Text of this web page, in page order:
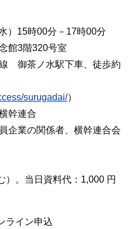
）15時00分－17時00分
館3階320号室
御茶ノ水駅下車、徒歩約
surugadai/）
幹連合
企業の関係者、横幹連合会
）。当日資料代：1,000 円
ライン申込